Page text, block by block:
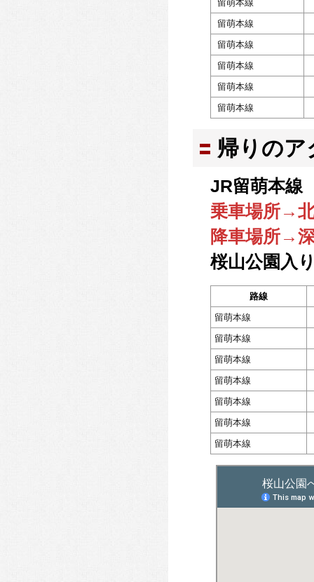
留萌本線
留萌本線
留萌本線
留萌本線
留萌本線
留萌本線
帰りのア
JR留萌本
乗車場所→
降車場所→
桜山公園入
路線
留萌本線
留萌本線
留萌本線
留萌本線
留萌本線
留萌本線
留萌本線